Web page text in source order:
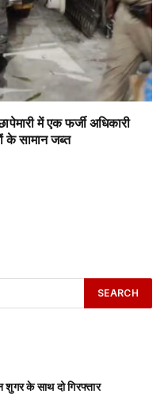
में एक फर्जी अधिकारी
के सामान जब्त
के साथ दो गिरफ्तार